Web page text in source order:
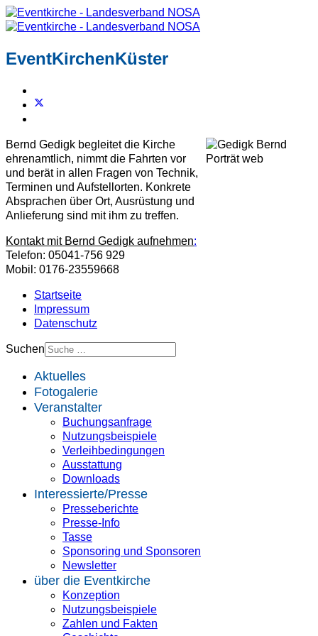
EventKirchenKüster
Bernd Gedigk begleitet die Kirche
ehrenamtlich, nimmt die Fahrten vor
und berät in allen Fragen von Technik,
Terminen und Aufstellorten. Konkrete
Absprachen über Ort, Ausrüstung und
Anlieferung sind mit ihm zu treffen.
Kontakt mit Bernd Gedigk aufnehmen:
Telefon: 05041-756 929
Mobil: 0176-23559668
Startseite
Impressum
Datenschutz
Suchen
Aktuelles
Fotogalerie
Veranstalter
Buchungsanfrage
Nutzungsbeispiele
Verleihbedingungen
Ausstattung
Downloads
Interessierte/Presse
Presseberichte
Presse-Info
Tasse
Sponsoring und Sponsoren
Newsletter
über die Eventkirche
Konzeption
Nutzungsbeispiele
Zahlen und Fakten